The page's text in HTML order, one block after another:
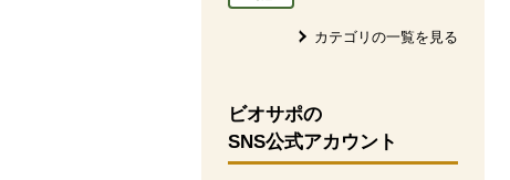
カテゴリの一覧を見る
ビオサポの
SNS公式アカウント